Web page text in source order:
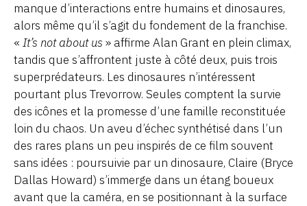
manque d’interactions entre humains et dinosaures,
alors même qu’il s’agit du fondement de la franchise.
« It’s not about us » affirme Alan Grant en plein climax,
tandis que s’affrontent juste à côté deux, puis trois
superprédateurs. Les dinosaures n’intéressent
pourtant plus Trevorrow. Seules comptent la survie
des icônes et la promesse d’une famille reconstituée
loin du chaos. Un aveu d’échec synthétisé dans l’un
des rares plans un peu inspirés de ce film souvent
sans idées : poursuivie par un dinosaure, Claire (Bryce
Dallas Howard) s’immerge dans un étang boueux
avant que la caméra, en se positionnant à la surface